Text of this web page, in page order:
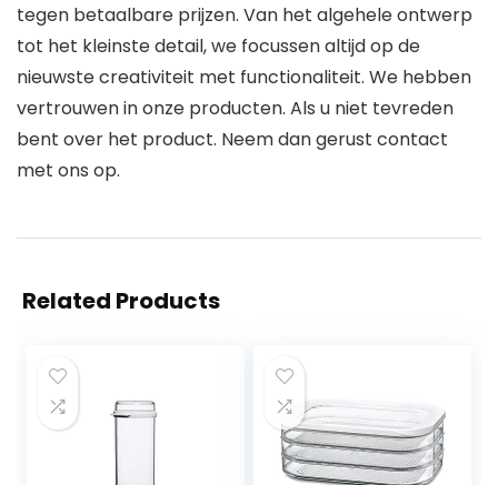
tegen betaalbare prijzen. Van het algehele ontwerp
tot het kleinste detail, we focussen altijd op de
nieuwste creativiteit met functionaliteit. We hebben
vertrouwen in onze producten. Als u niet tevreden
bent over het product. Neem dan gerust contact
met ons op.
Related Products